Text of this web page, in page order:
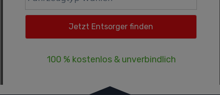
100 % kostenlos & unverbindlich